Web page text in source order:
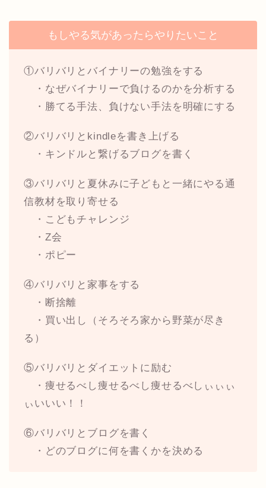
もしやる気があったらやりたいこと
①バリバリとバイナリーの勉強をする
・なぜバイナリーで負けるのかを分析する
・勝てる手法、負けない手法を明確にする
②バリバリとkindleを書き上げる
・キンドルと繋げるブログを書く
③バリバリと夏休みに子どもと一緒にやる通
信教材を取り寄せる
・こどもチャレンジ
・Z会
・ポピー
④バリバリと家事をする
・断捨離
・買い出し（そろそろ家から野菜が尽き
る）
⑤バリバリとダイエットに励む
・痩せるべし痩せるべし痩せるべしぃぃぃ
ぃいいい！！
⑥バリバリとブログを書く
・どのブログに何を書くかを決める